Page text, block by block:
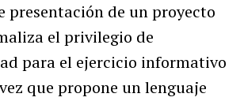
presentación de un proyecto
el privilegio de
para el ejercicio informativo
que propone un lenguaje